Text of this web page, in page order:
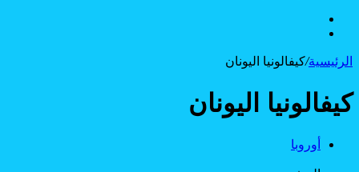
الرئيسية/كيفالونيا اليونان
كيفالونيا اليونان
أوروبا